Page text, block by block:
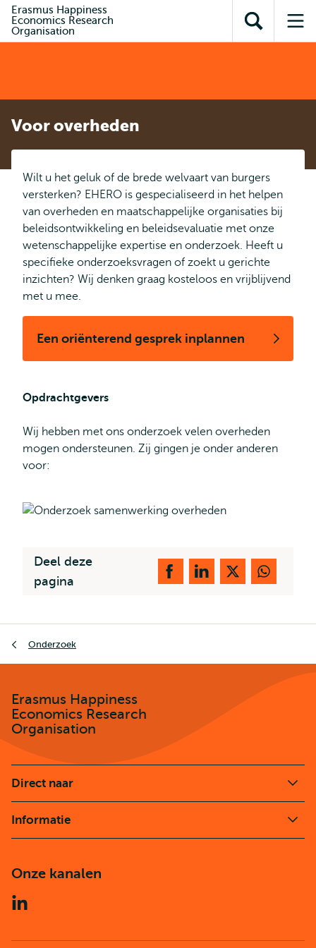
inhoud
Direct naar
subnavigatie
Erasmus Happiness
Economics Research
Organisation
Toon
zoekveld
Voor overheden
Wilt u het geluk of de brede welvaart van burgers
versterken? EHERO is gespecialiseerd in het helpen
van overheden en maatschappelijke organisaties bij
beleidsontwikkeling en beleidsevaluatie met onze
wetenschappelijke expertise en onderzoek. Heeft u
specifieke onderzoeksvragen of zoekt u gerichte
inzichten? Wij denken graag kosteloos en vrijblijvend
met u mee.
Een oriënterend gesprek inplannen
Opdrachtgevers
Wij hebben met ons onderzoek velen overheden
mogen ondersteunen. Zij gingen je onder anderen
voor:
Deel deze
pagina
Onderzoek
Erasmus Happiness
Economics Research
Organisation
Direct naar
Informatie
Onze kanalen